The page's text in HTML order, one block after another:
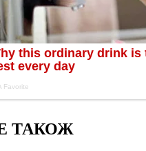
ТАКОЖ